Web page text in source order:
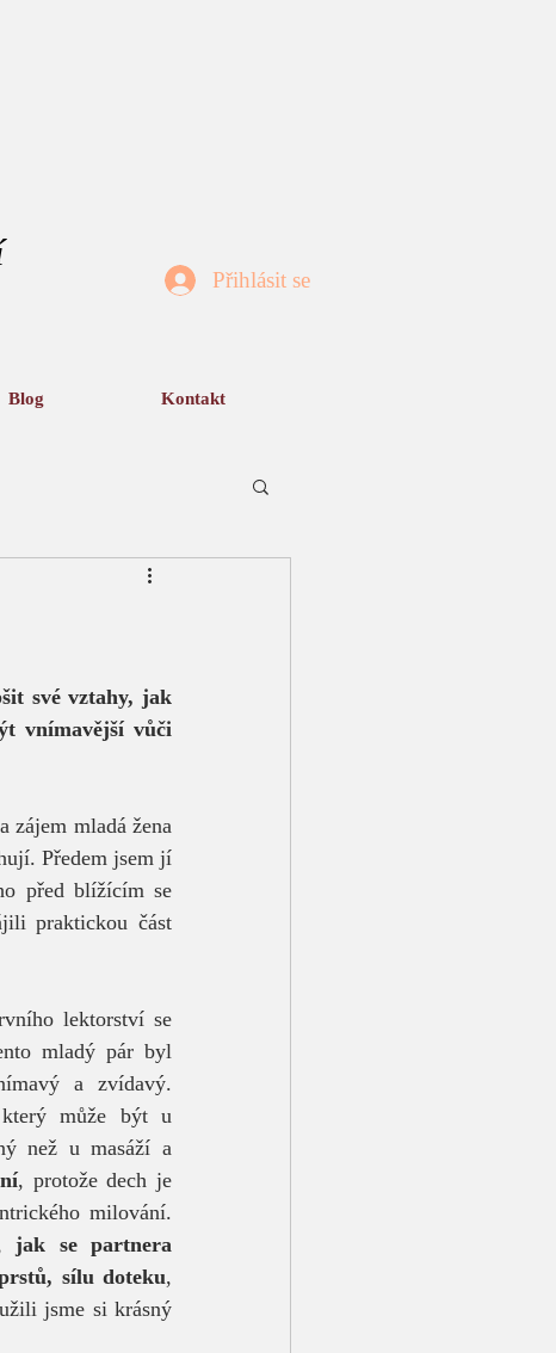
Přihlásit se
Blog Kontakt
své vztahy, jak
vnímavější vůči
Předem jsem jí
před blížícím se
praktickou část
lektorství se
mladý pár byl
a zvídavý.
může být u
než u masáží a
, protože dech je
milování.
jak se partnera
sílu doteku,
jsme si krásný